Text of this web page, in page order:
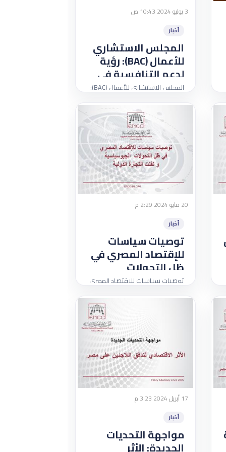
3 يوليو 2024 10:43 ص
أخبار
المجلس الاستشاري
للأعمال (BAC): رؤية
لدعم التنافسية في
مصر
المجلس الاستشاري للأعمال (BAC):
20 مايو 2024 2:29 م
أخبار
توصيات سياسات
للإقتصاد المصري في
ظل التحولات
الجيوسياسية و تفتت
التجارة الدولية
توصيات سياسات للإقتصاد المصري
17 أبريل 2024 3:23 م
أخبار
مواجهة التحديات
الجديدة: الأثر